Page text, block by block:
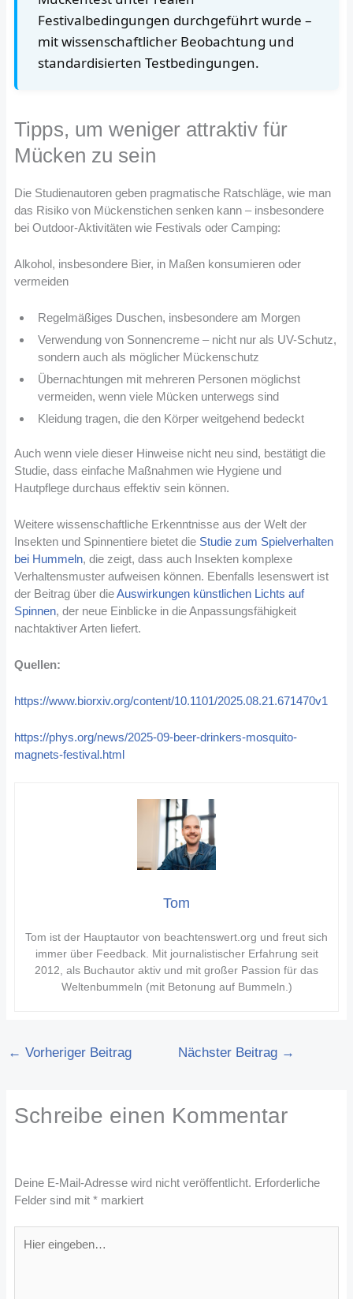
Festivalbedingungen durchgeführt wurde –
mit wissenschaftlicher Beobachtung und
standardisierten Testbedingungen.
Tipps, um weniger attraktiv für
Mücken zu sein
Die Studienautoren geben pragmatische Ratschläge, wie man
das Risiko von Mückenstichen senken kann – insbesondere
bei Outdoor-Aktivitäten wie Festivals oder Camping:
Alkohol, insbesondere Bier, in Maßen konsumieren oder
vermeiden
Regelmäßiges Duschen, insbesondere am Morgen
Verwendung von Sonnencreme – nicht nur als UV-Schutz,
sondern auch als möglicher Mückenschutz
Übernachtungen mit mehreren Personen möglichst
vermeiden, wenn viele Mücken unterwegs sind
Kleidung tragen, die den Körper weitgehend bedeckt
Auch wenn viele dieser Hinweise nicht neu sind, bestätigt die
Studie, dass einfache Maßnahmen wie Hygiene und
Hautpflege durchaus effektiv sein können.
Weitere wissenschaftliche Erkenntnisse aus der Welt der
Insekten und Spinnentiere bietet die Studie zum Spielverhalten
bei Hummeln, die zeigt, dass auch Insekten komplexe
Verhaltensmuster aufweisen können. Ebenfalls lesenswert ist
der Beitrag über dieAuswirkungen künstlichen Lichts auf
Spinnen, der neue Einblicke in die Anpassungsfähigkeit
nachtaktiver Arten liefert.
Quellen:
https://www.biorxiv.org/content/10.1101/2025.08.21.671470v1
https://phys.org/news/2025-09-beer-drinkers-mosquito-
magnets-festival.html
Tom
Tom ist der Hauptautor von beachtenswert.org und freut sich
immer über Feedback. Mit journalistischer Erfahrung seit
2012, als Buchautor aktiv und mit großer Passion für das
Weltenbummeln (mit Betonung auf Bummeln.)
← Vorheriger Beitrag Nächster Beitrag →
Schreibe einen Kommentar
Deine E-Mail-Adresse wird nicht veröffentlicht. Erforderliche
Felder sind mit* markiert
Hier
eingeben…